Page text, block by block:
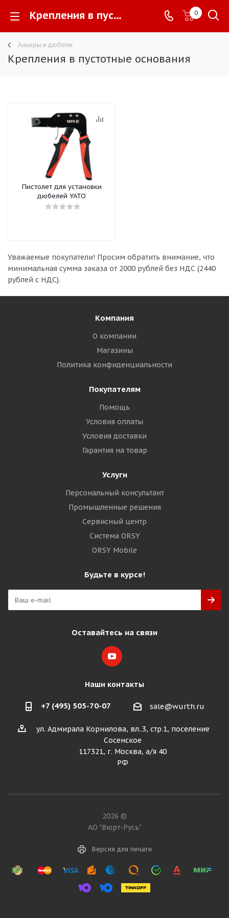
Крепления в пустотные основания - 0
Анкеры и дюбели
Крепления в пустотные основания
Пистолет для установки
дюбелей YATO
Уважаемые покупатели! Просим обратить внимание, что
минимальная сумма заказа от 2000 рублей без НДС (2440
рублей с НДС).
Компания
О компании
Магазины
Политика конфиденциальности
Покупателям
Помощь
Условия оплаты
Условия доставки
Гарантия на товар
Услуги
Персональный консультант
Промышленные решения
Сервисный центр
Система ORSY
ORSY Mobile
Будьте в курсе!
Оставайтесь на связи
Наши контакты
+7 (495) 505-70-07 sale@wurth.ru
ул. Адмирала Корнилова, вл..3, стр.1, поселение
Сосенское
117321, г. Москва, а/я 40
РФ
2026 ©
АО "Вюрт-Русь"
Версия для печати